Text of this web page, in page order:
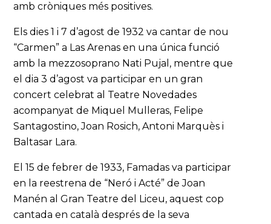
amb cròniques més positives.
Els dies 1 i 7 d’agost de 1932 va cantar de nou
“Carmen” a Las Arenas en una única funció
amb la mezzosoprano Nati Pujal, mentre que
el dia 3 d’agost va participar en un gran
concert celebrat al Teatre Novedades
acompanyat de Miquel Mulleras, Felipe
Santagostino, Joan Rosich, Antoni Marquès i
Baltasar Lara.
El 15 de febrer de 1933, Famadas va participar
en la reestrena de “Neró i Acté” de Joan
Manén al Gran Teatre del Liceu, aquest cop
cantada en català després de la seva